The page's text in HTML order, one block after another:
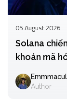
05 August 2026
Solana
khoán mã
Author